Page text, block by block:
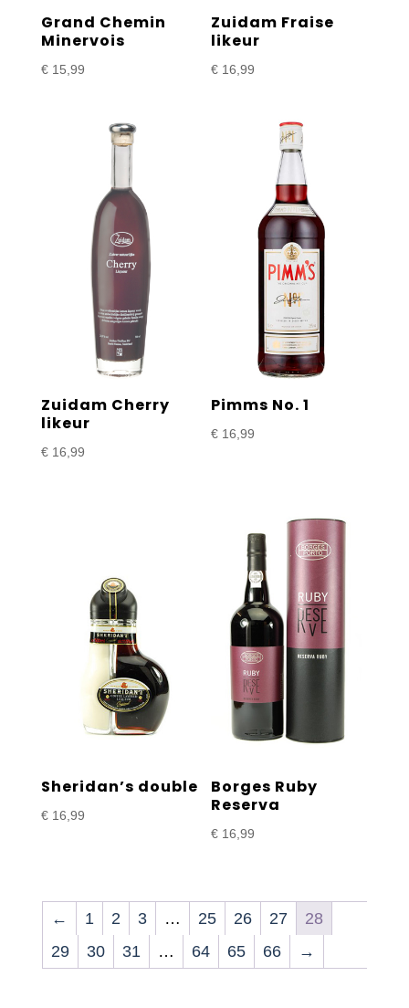
Grand Chemin
Minervois
€15,99
Zuidam Fraise
likeur
€ 16,99
Zuidam Cherry
likeur
€16,99
Pimms No. 1
€ 16,99
Sheridan’s double
€16,99
Borges Ruby
Reserva
€ 16,99
← 1 2 3 … 25 26 27
28
29
30 31 … 64 65 66 →